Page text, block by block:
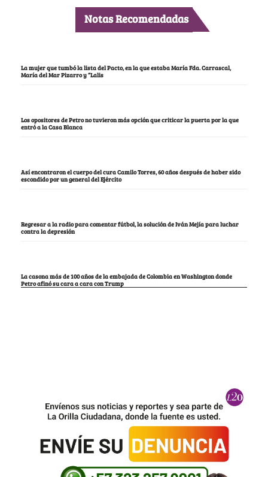
Notas Recomendadas
La mujer que tumbó la lista del Pacto, en la que estaba María Fda. Carrascal,
María del Mar Pizarro y “Lalis
Los opositores de Petro no tuvieron más opción que criticar la puerta por la que
entró a la Casa Blanca
Así encontraron el cuerpo del cura Camilo Torres, 60 años después de haber sido
escondido por un general del Ejército
Regresar a la radio para comentar fútbol, la solución de Iván Mejía para luchar
contra la depresión
La casona más de 100 años de la embajada de Colombia en Washington donde
Petro afinó su cara a cara con Trump